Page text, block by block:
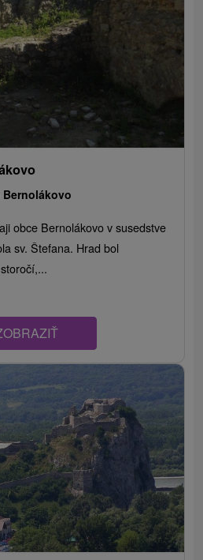
Bernolákovo
obce Bernolákovo v susedstve
sv. Štefana. Hrad bol